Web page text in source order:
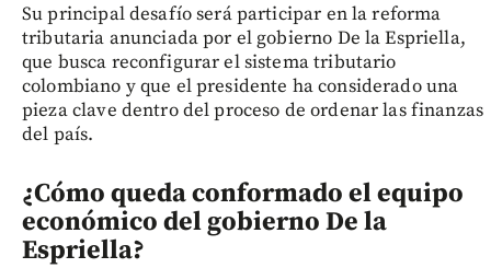
Su principal desafío será participar en la reforma
tributaria anunciada por el gobierno De la Espriella,
que busca reconfigurar el sistema tributario
colombiano y que el presidente ha considerado una
pieza clave dentro del proceso de ordenar las finanzas
del país.
¿Cómo queda conformado el equipo
económico del gobierno De la
Espriella?